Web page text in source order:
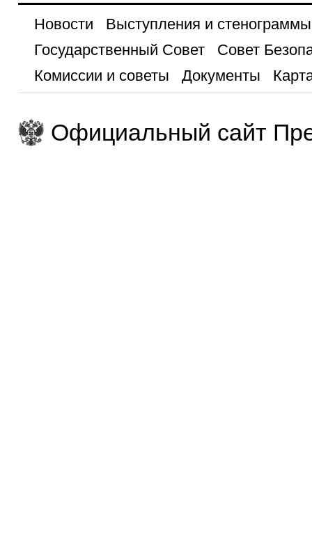
Новости
Выступления и стенограммы
Государственный Совет
Совет
Комиссии и советы
Документы
Официальный сайт